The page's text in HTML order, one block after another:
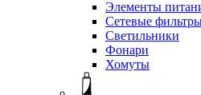
Элементы
Сетевые
Светильники
Фонари
Хомуты